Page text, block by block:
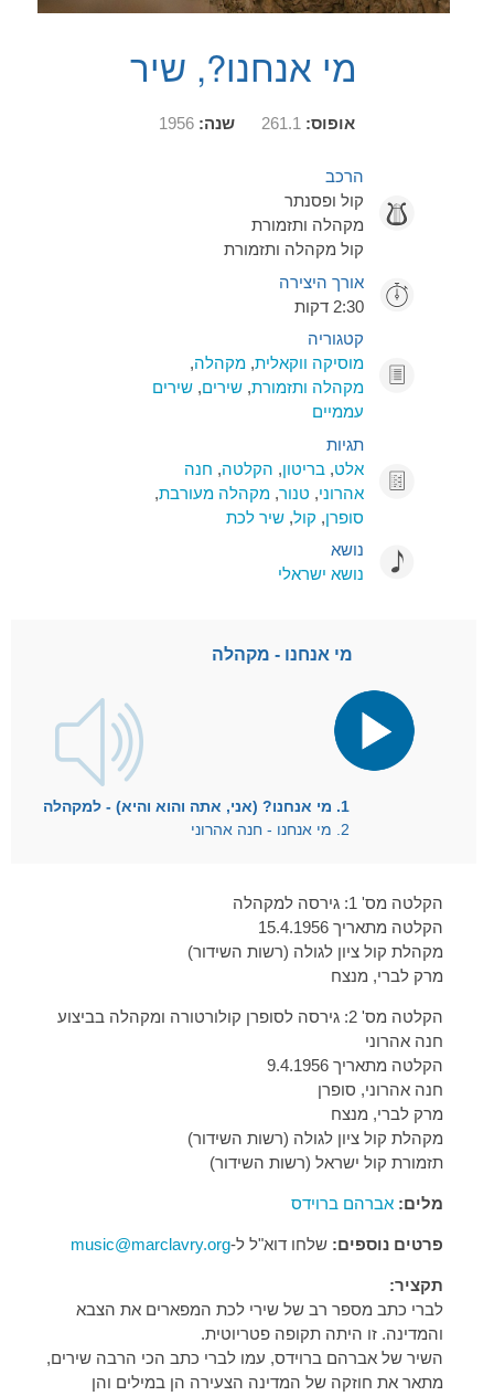
מי אנחנו?, שיר
אופוס: 261.1 שנה: 1956
הרכב
קול ופסנתר
מקהלה ותזמורת
קול מקהלה ותזמורת
אורך היצירה
2:30 דקות
קטגוריה
מוסיקה ווקאלית,מקהלה,
מקהלה ותזמורת,שירים,שירים
עממיים
תגיות
אלט,בריטון, הקלטה, חנה
אהרוני, טנור,מקהלה מעורבת,
סופרן, קול,שיר לכת
נושא
נושא ישראלי
מי אנחנו - מקהלה
אודיו
1. מי אנחנו? (אני, אתה והוא והיא) - למקהלה
2. מי אנחנו - חנה אהרוני
הקלטה מס' 1: גירסה למקהלה
הקלטה מתאריך 15.4.1956
מקהלת קול ציון לגולה (רשות השידור)
מרק לברי, מנצח
הקלטה מס' 2: גירסה לסופרן קולורטורה ומקהלה בביצוע
חנה אהרוני
הקלטה מתאריך 9.4.1956
חנה אהרוני, סופרן
מרק לברי, מנצח
מקהלת קול ציון לגולה (רשות השידור)
תזמורת קול ישראל (רשות השידור)
מלים: אברהם ברוידס
פרטים נוספים: שלחו דוא"ל ל-music@marclavry.org
תקציר:
לברי כתב מספר רב של שירי לכת המפארים את הצבא
והמדינה. זו היתה תקופה פטריוטית.
השיר של אברהם ברוידס, עמו לברי כתב הכי הרבה שירים,
מתאר את חוזקה של המדינה הצעירה הן במילים והן